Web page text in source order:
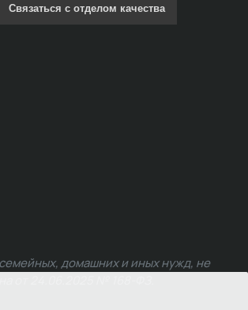
Связаться с отделом качества
домашних и иных нужд, не